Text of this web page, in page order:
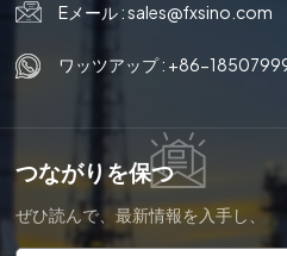
Eメール :sales@fxsino.com
ワッツアップ : +86-
つながりを保つ
ぜひ読んで、最新情報を入手し、
購読してください。ご意見をお聞